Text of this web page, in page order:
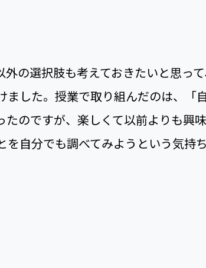
い、調理の専門学校ではオムライス
かったです。実は当時、卒業後は
とは考えていませんでした。でも
て、大学以外の道も選択肢の1つと